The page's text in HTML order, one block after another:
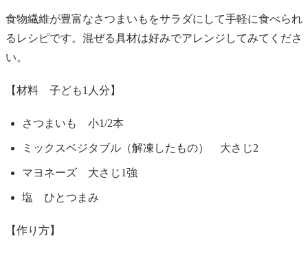
食物繊維が豊富なさつまいもをサラダにして手軽に食べられ
るレシピです。混ぜる具材は好みでアレンジしてみてくださ
い。
【材料 子ども1人分】
さつまいも 小1/2本
ミックスベジタブル（解凍したもの） 大さじ2
マヨネーズ 大さじ1強
塩 ひとつまみ
【作り方】